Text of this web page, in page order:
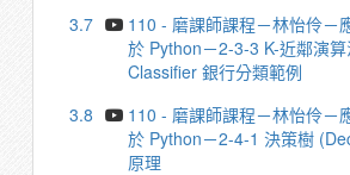
3.7
110 - 磨課師課程－林怡伶－
於 Python－2-3-3 K-近鄰演
Classifier 銀⾏分類範例
3.8
110 - 磨課師課程－林怡伶－
於 Python－2-4-1 決策樹
原理